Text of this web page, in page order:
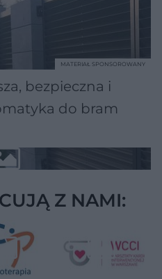
bezpieczna i
do bram
MATERIAŁ SPONSOROWANY
Z NAMI: